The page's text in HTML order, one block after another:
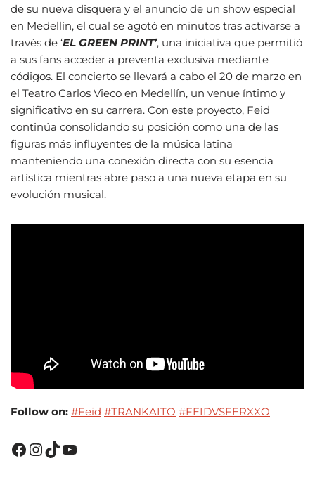
de su nueva disquera y el anuncio de un show especial
en Medellín, el cual se agotó en minutos tras activarse a
través de ‘EL GREEN PRINT’, una iniciativa que permitió
a sus fans acceder a preventa exclusiva mediante
códigos. El concierto se llevará a cabo el 20 de marzo en
el Teatro Carlos Vieco en Medellín, un venue íntimo y
significativo en su carrera. Con este proyecto, Feid
continúa consolidando su posición como una de las
figuras más influyentes de la música latina
manteniendo una conexión directa con su esencia
artística mientras abre paso a una nueva etapa en su
evolución musical.
Follow on: #Feid #TRANKAITO #FEIDVSFERXXO